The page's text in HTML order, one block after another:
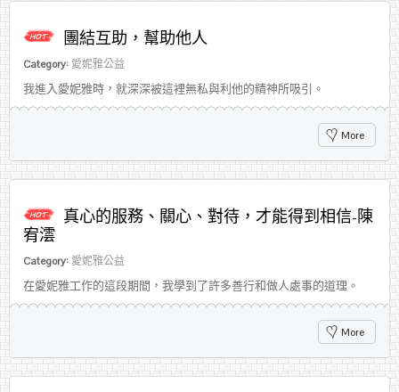
團結互助，幫助他人
Category: 愛妮雅公益
我進入愛妮雅時，就深深被這裡無私與利他的精神所吸引。
More
真心的服務、關心、對待，才能得到相信-陳
宥澐
Category: 愛妮雅公益
在愛妮雅工作的這段期間，我學到了許多善行和做人處事的道理。
More